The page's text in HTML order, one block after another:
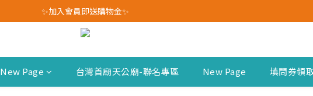
我愛爸爸★全館消費滿$528元免運費(活動至8/10)
✨加入會員即送購物金✨
我愛爸爸★全館消費滿$528元免運費(活動至8/10)
New Page 台灣首廟天公廟-聯名專區 New Page 填問券領